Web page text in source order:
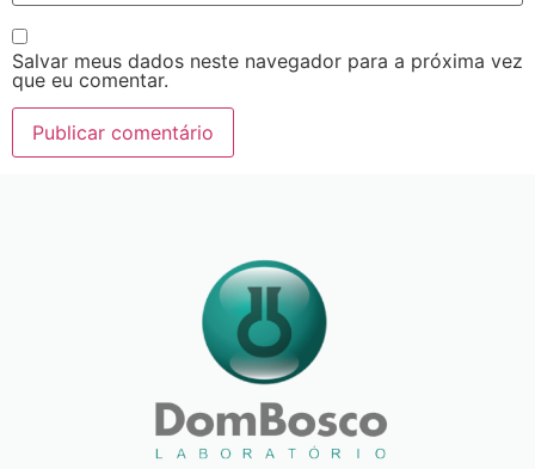
Salvar meus dados neste navegador para a próxima vez
que eu comentar.